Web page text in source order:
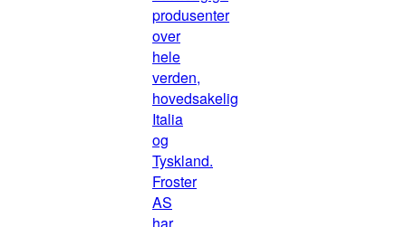
produsenter
over
hele
verden,
hovedsakelig
Italia
og
Tyskland.
Froster
AS